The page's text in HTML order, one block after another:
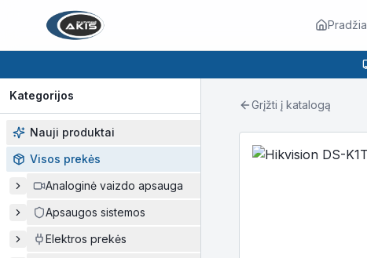
Pradžia
Kategorijos
Nauji produktai
Visos prekės
Analoginė vaizdo apsauga
Apsaugos sistemos
Elektros prekės
Grįžti į katalogą